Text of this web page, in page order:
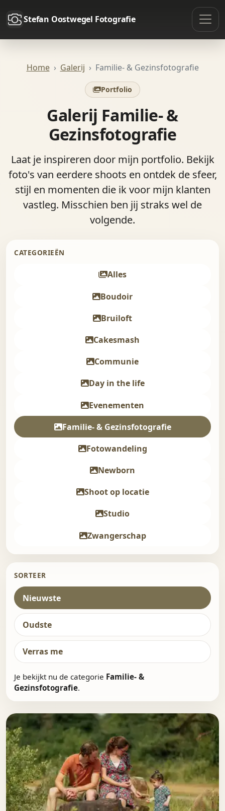
Stefan Oostwegel Fotografie
Home Galerij Familie- & Gezinsfotografie
Portfolio
Galerij Familie- &
Gezinsfotografie
Laat je inspireren door mijn portfolio. Bekijk
foto's van eerdere shoots en ontdek de sfeer,
stijl en momenten die ik voor mijn klanten
vastleg. Misschien ben jij straks wel de
volgende.
CATEGORIEËN
Alles
Boudoir
Bruiloft
Cakesmash
Communie
Day in the life
Evenementen
Familie- & Gezinsfotografie
Fotowandeling
Newborn
Shoot op locatie
Studio
Zwangerschap
SORTEER
Nieuwste
Oudste
Verras me
Je bekijkt nu de categorie Familie- &
Gezinsfotografie.